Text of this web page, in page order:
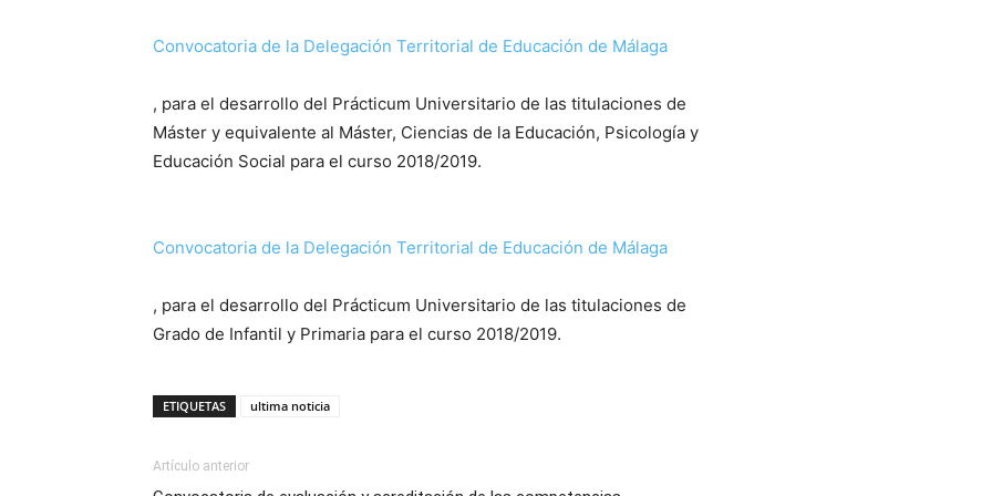
Convocatoria de la Delegación Territorial de Educación de Málaga
, para el desarrollo del Prácticum Universitario de las titulaciones de
Máster y equivalente al Máster, Ciencias de la Educación, Psicología y
Educación Social para el curso 2018/2019.
Convocatoria de la Delegación Territorial de Educación de Málaga
, para el desarrollo del Prácticum Universitario de las titulaciones de
Grado de Infantil y Primaria para el curso 2018/2019.
ETIQUETAS ultima noticia
Artículo anterior